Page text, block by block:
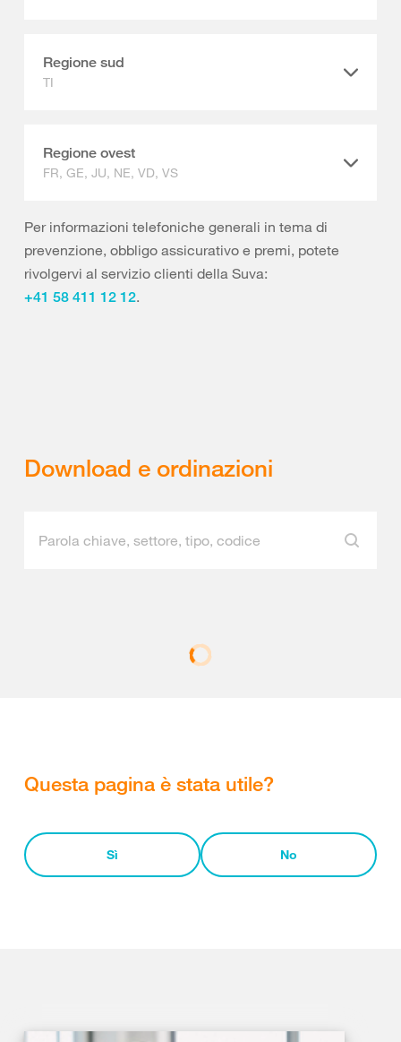
Regione sud
TI
Regione ovest
FR, GE, JU, NE, VD, VS
Per informazioni telefoniche generali in tema di
prevenzione, obbligo assicurativo e premi, potete
rivolgervi al servizio clienti della Suva:
+41 58 411 12 12.
Download e ordinazioni
Questa pagina è stata utile?
Sì No